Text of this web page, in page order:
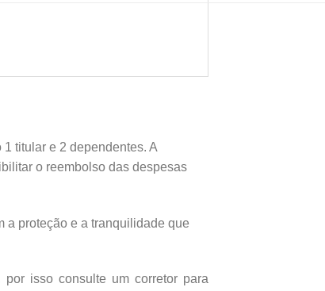
titular e 2 dependentes. A
o reembolso das despesas
a proteção e a tranquilidade que
por isso consulte um corretor para